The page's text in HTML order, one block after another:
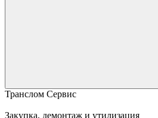
Транслом Сервис
Закупка, демонтаж и утилизация